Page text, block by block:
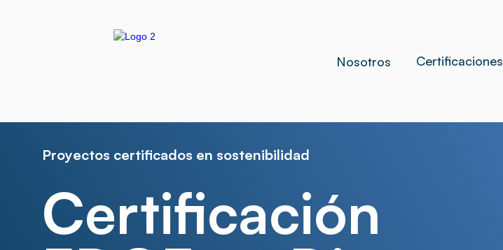
Nosotros Certificaciones
Proyectos certificados en sostenibilidad
Certificación